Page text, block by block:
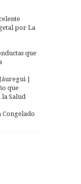
por La
que
|
que
la Salud